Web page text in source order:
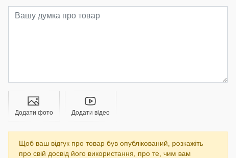
Додати фото Додати відео
Щоб ваш відгук про товар був опублікований, розкажіть
про свій досвід його використання, про те, чим вам